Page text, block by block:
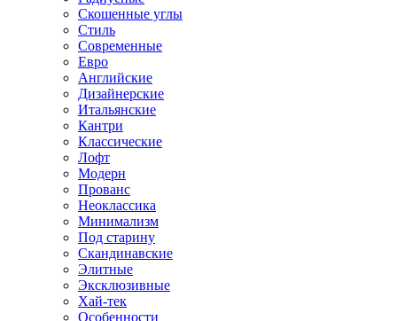
Скошенные углы
Стиль
Современные
Евро
Английские
Дизайнерские
Итальянские
Кантри
Классические
Лофт
Модерн
Прованс
Неоклассика
Минимализм
Под старину
Скандинавские
Элитные
Эксклюзивные
Хай-тек
Особенности